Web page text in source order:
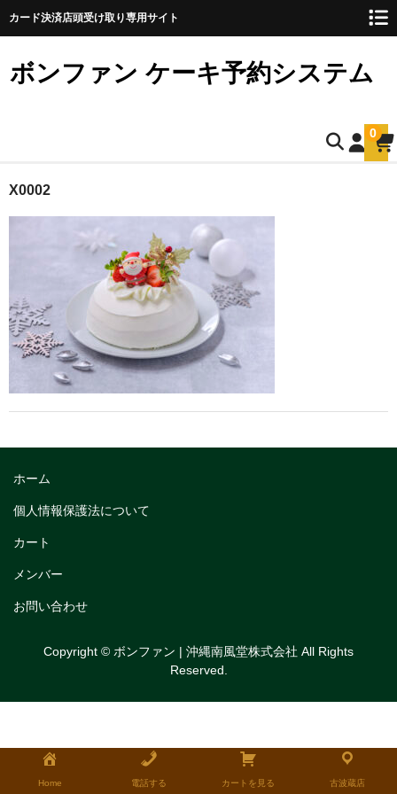
カード決済店頭受け取り専用サイト
ボンファン ケーキ予約システム
0
ホーム
ショートケーキ
ショートケーキ12cm(5名様用)
ショートケーキ15cm(8名様用)
ショートケーキ18cm(10名様用)
トリフルガナッシュ
トリフルガナッシュケーキ12cm
トリフルガナッシュケーキ15cm
生チョコケーキ18cm
タルトレット
全国発送可能ギフト商品
X0002
ホーム
個人情報保護法について
カート
メンバー
お問い合わせ
Copyright © ボンファン | 沖縄南風堂株式会社 All Rights
Reserved.
Home 電話する カートを見る 古波蔵店